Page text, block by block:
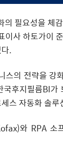
필요성을 체
사 하토가이
.
의 전략을 강
후지필름BI
스 자동화
와 RPA